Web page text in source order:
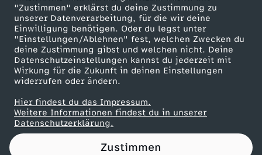
"Zustimmen" erklärst du deine Zustimmung zu
unserer Datenverarbeitung, für die wir deine
Einwilligung benötigen. Oder du legst unter
"Einstellungen/Ablehnen" fest, welchen Zwecken du
deine Zustimmung gibst und welchen nicht. Deine
Datenschutzeinstellungen kannst du jederzeit mit
Wirkung für die Zukunft in deinen Einstellungen
widerrufen oder ändern.
Hier findest du das Impressum.
Weitere Informationen findest du in unserer
Datenschutzerklärung.
Zustimmen
s
L
a
d
e
Werbefernsehen
Mainzelmännchen
Partner